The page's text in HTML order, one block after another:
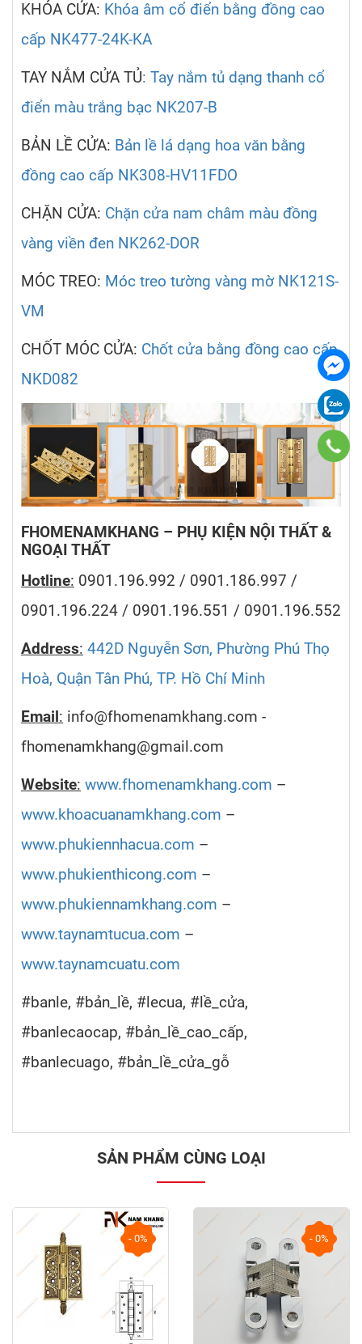
KHÓA CỬA: Khóa âm cổ điển bằng đồng cao
cấp NK477-24K-KA
TAY NẮM CỬA TỦ: Tay nắm tủ dạng thanh cổ
điển màu trắng bạc NK207-B
BẢN LỀ CỬA: Bản lề lá dạng hoa văn bằng
đồng cao cấp NK308-HV11FDO
CHẶN CỬA: Chặn cửa nam châm màu đồng
vàng viền đen NK262-DOR
MÓC TREO: Móc treo tường vàng mờ NK121S-
VM
CHỐT MÓC CỬA: Chốt cửa bằng đồng cao cấp
NKD082
FHOMENAMKHANG – PHỤ KIỆN NỘI THẤT &
NGOẠI THẤT
Hotline: 0901.196.992 / 0901.186.997 /
0901.196.224 / 0901.196.551 / 0901.196.552
Address: 442D Nguyễn Sơn, Phường Phú Thọ
Hoà, Quận Tân Phú, TP. Hồ Chí Minh
Email : info@fhomenamkhang.com -
fhomenamkhang@gmail.com
Website: www.fhomenamkhang.com –
www.khoacuanamkhang.com –
www.phukiennhacua.com –
www.phukienthicong.com –
www.phukiennamkhang.com –
www.taynamtucua.com –
www.taynamcuatu.com
#banle, #bản_lề, #lecua, #lề_cửa,
#banlecaocap, #bản_lề_cao_cấp,
#banlecuago, #bản_lề_cửa_gỗ
SẢN PHẨM CÙNG LOẠI
- 0% - 0%